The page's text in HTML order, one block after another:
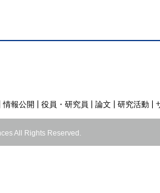
情報公開 役員・研究員 論文 研究活動
All Rights Reserved.